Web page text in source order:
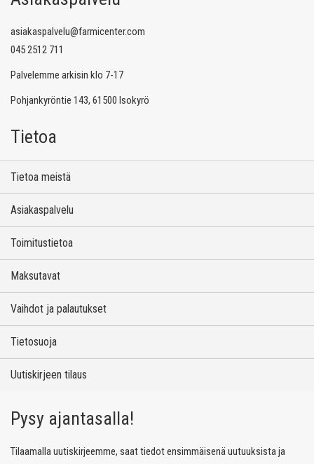
asiakaspalvelu@farmicenter.com
045 2512 711
Palvelemme arkisin klo 7-17
Pohjankyröntie 143, 61500 Isokyrö
Tietoa
Tietoa meistä
Asiakaspalvelu
Toimitustietoa
Maksutavat
Vaihdot ja palautukset
Tietosuoja
Uutiskirjeen tilaus
Pysy ajantasalla!
Tilaamalla uutiskirjeemme, saat tiedot ensimmäisenä uutuuksista ja